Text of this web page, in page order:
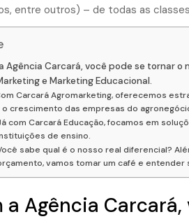
entre outros) – de todas as
Agência Carcará, você pode se tornar
e Marketing Educacional.
Carcará Agromarketing, oferecemos
o crescimento das empresas do
com Carcará Educação, focamos em
de ensino.
sabe qual é o nosso real diferencial?
vamos tomar um café e
a Agência